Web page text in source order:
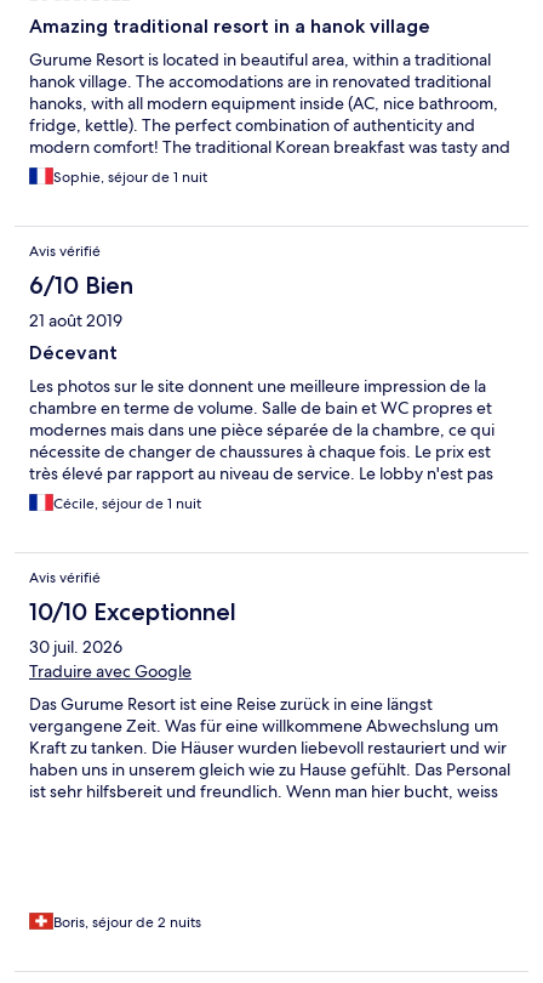
Amazing traditional resort in a hanok village
Gurume Resort is located in beautiful area, within a traditional
hanok village. The accomodations are in renovated traditional
hanoks, with all modern equipment inside (AC, nice bathroom,
fridge, kettle). The perfect combination of authenticity and
modern comfort! The traditional Korean breakfast was tasty and
plentiful. And, most of all, the staff, despite speaking very little
English, was extremely nice and helpful, and we managed to
Sophie, séjour de 1 nuit
Avis vérifié
6/10 Bien
21 août 2019
Décevant
Les photos sur le site donnent une meilleure impression de la
chambre en terme de volume. Salle de bain et WC propres et
modernes mais dans une pièce séparée de la chambre, ce qui
nécessite de changer de chaussures à chaque fois. Le prix est
très élevé par rapport au niveau de service. Le lobby n'est pas
facilement trouvable. Les personnes présentes parlent un
anglais très limité. Le petit déjeuner est coréen et de qualité
vendaient du rêve !
Cécile, séjour de 1 nuit
Avis vérifié
10/10 Exceptionnel
30 juil. 2026
Traduire avec Google
Das Gurume Resort ist eine Reise zurück in eine längst
vergangene Zeit. Was für eine willkommene Abwechslung um
Kraft zu tanken. Die Häuser wurden liebevoll restauriert und wir
haben uns in unserem gleich wie zu Hause gefühlt. Das Personal
ist sehr hilfsbereit und freundlich. Wenn man hier bucht, weiss
Boris, séjour de 2 nuits